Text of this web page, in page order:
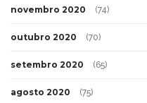
novembro 2020 (74)
outubro 2020 (70)
setembro 2020 (65)
agosto 2020 (75)